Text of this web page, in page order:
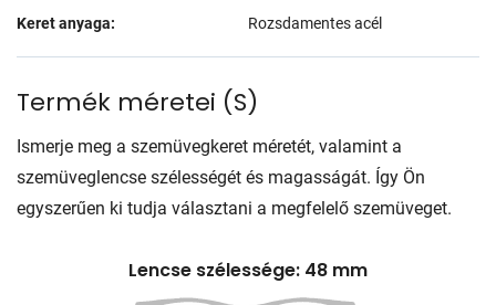
Keret anyaga:
Rozsdamentes acél
Termék méretei (S)
Ismerje meg a szemüvegkeret méretét, valamint a
szemüveglencse szélességét és magasságát. Így Ön
egyszerűen ki tudja választani a megfelelő szemüveget.
Lencse szélessége: 48 mm